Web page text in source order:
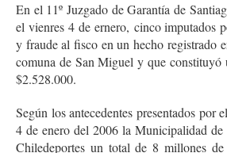
En el 11º Juzgado de Garantía de
el vienres 4 de ernero, cinco imputados
y fraude al fisco en un hecho registrado
comuna de San Miguel y que constituyó
$2.528.000.
Según los antecedentes presentados por
4 de enero del 2006 la Municipalidad
Chiledeportes un total de 8 millones